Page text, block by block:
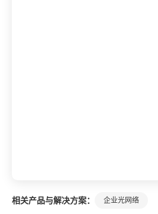
相关产品与解决方案： 企业光网络